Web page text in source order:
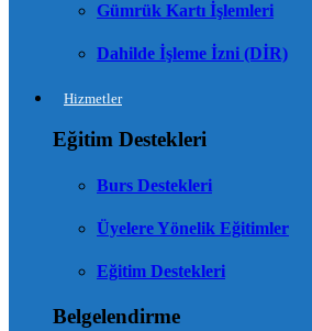
Gümrük Kartı İşlemleri
Dahilde İşleme İzni (DİR)
Hizmetler
Eğitim Destekleri
Burs Destekleri
Üyelere Yönelik Eğitimler
Eğitim Destekleri
Belgelendirme